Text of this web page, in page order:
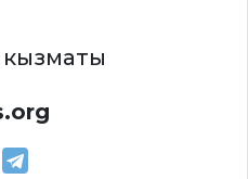
кызматы